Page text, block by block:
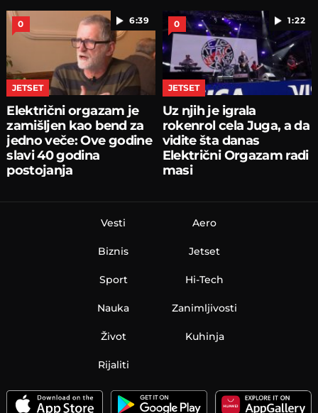
6:39
0
JETSET
Električni orgazam je
zamišljen kao bend za
jedno veče: Ove godine
slavi 40 godina
postojanja
1:22
0
JETSET
Uz njih je igrala
rokenrol cela Juga, a da
vidite šta danas
Električni Orgazam radi
masi
Vesti
Biznis
Sport
Nauka
Aero
Jetset
Hi-Tech
Zanimljivosti
Život Kuhinja
Rijaliti